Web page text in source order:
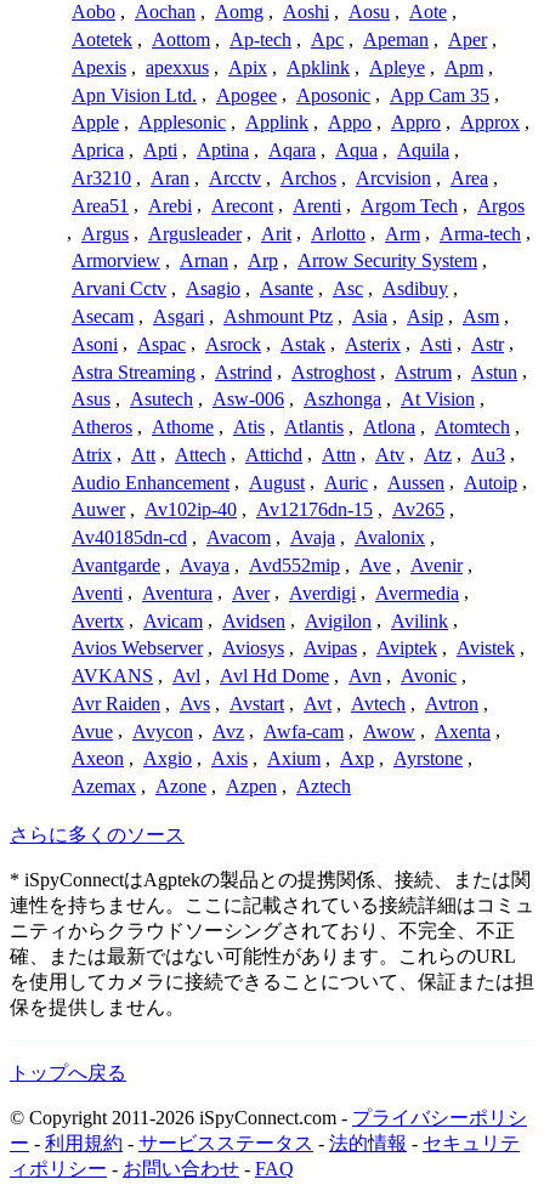
Aobo , Aochan , Aomg , Aoshi , Aosu , Aote ,
Aotetek , Aottom , Ap-tech , Apc , Apeman , Aper ,
Apexis , apexxus , Apix , Apklink , Apleye , Apm ,
Apn Vision Ltd. , Apogee , Aposonic , App Cam 35 ,
Apple , Applesonic , Applink , Appo , Appro , Approx ,
Aprica , Apti , Aptina , Aqara , Aqua , Aquila ,
Ar3210 , Aran , Arcctv , Archos , Arcvision , Area ,
Area51 , Arebi , Arecont , Arenti , Argom Tech , Argos
, Argus , Argusleader , Arit , Arlotto , Arm , Arma-tech ,
Armorview , Arnan , Arp , Arrow Security System ,
Arvani Cctv , Asagio , Asante , Asc , Asdibuy ,
Asecam , Asgari , Ashmount Ptz , Asia , Asip , Asm ,
Asoni , Aspac , Asrock , Astak , Asterix , Asti , Astr ,
Astra Streaming , Astrind , Astroghost , Astrum , Astun ,
Asus , Asutech , Asw-006 , Aszhonga , At Vision ,
Atheros , Athome , Atis , Atlantis , Atlona , Atomtech ,
Atrix , Att , Attech , Attichd , Attn , Atv , Atz , Au3 ,
Audio Enhancement , August , Auric , Aussen , Autoip ,
Auwer , Av102ip-40 , Av12176dn-15 , Av265 ,
Av40185dn-cd , Avacom , Avaja , Avalonix ,
Avantgarde , Avaya , Avd552mip , Ave , Avenir ,
Aventi , Aventura , Aver , Averdigi , Avermedia ,
Avertx , Avicam , Avidsen , Avigilon , Avilink ,
Avios Webserver , Aviosys , Avipas , Aviptek , Avistek ,
AVKANS , Avl , Avl Hd Dome , Avn , Avonic ,
Avr Raiden , Avs , Avstart , Avt , Avtech , Avtron ,
Avue , Avycon , Avz , Awfa-cam , Awow , Axenta ,
Axeon , Axgio , Axis , Axium , Axp , Ayrstone ,
Azemax , Azone , Azpen , Aztech
さらに多くのソース
* iSpyConnectはAgptekの製品との提携関係、接続、または関
連性を持ちません。ここに記載されている接続詳細はコミュ
ニティからクラウドソーシングされており、不完全、不正
確、または最新ではない可能性があります。これらのURL
を使用してカメラに接続できることについて、保証または担
保を提供しません。
トップへ戻る
© Copyright 2011-2026 iSpyConnect.com - プライバシーポリシ
ー - 利用規約 - サービスステータス - 法的情報 - セキュリテ
ィポリシー - お問い合わせ - FAQ